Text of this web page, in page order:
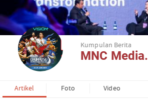
Kumpulan Berita
MNC Media.
Artikel Foto Video